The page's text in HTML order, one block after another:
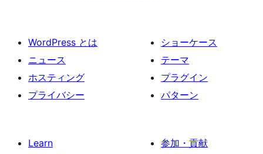
WordPress とは
ニュース
ホスティング
プライバシー
ショーケース
テーマ
プラグイン
パターン
Learn
参加・貢献